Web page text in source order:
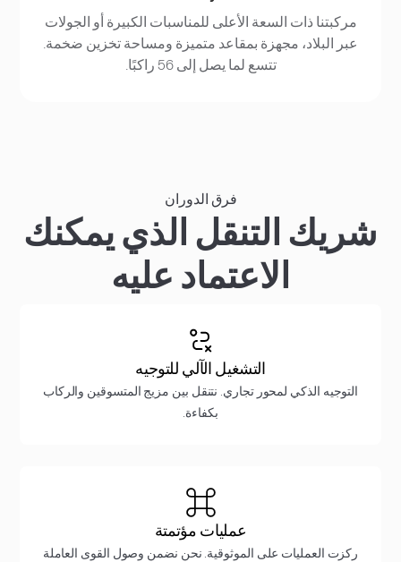
مركبتنا ذات السعة الأعلى للمناسبات الكبيرة أو الجولات
عبر البلاد، مجهزة بمقاعد متميزة ومساحة تخزين ضخمة.
تتسع لما يصل إلى 56 راكبًا.
فرق الدوران
شريك التنقل الذي يمكنك
الاعتماد عليه
التشغيل الآلي للتوجيه
التوجيه الذكي لمحور تجاري. نتنقل بين مزيج المتسوقين والركاب
بكفاءة.
عمليات مؤتمتة
ركزت العمليات على الموثوقية. نحن نضمن وصول القوى العاملة